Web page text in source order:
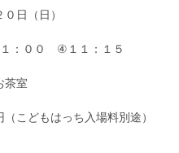
日（日）
：００ ④１１：１５
茶室
こどもはっち入場料別途）